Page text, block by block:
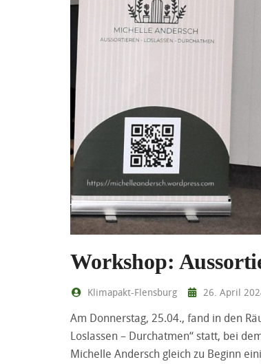
Workshop:
Klimapakt-Flensburg 26. April
Am Donnerstag, 25.04., fand in den
Loslassen – Durchatmen“ statt, bei
Michelle Andersch gleich zu Beginn